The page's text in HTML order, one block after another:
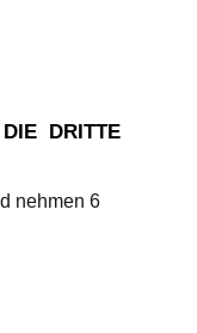
dritte
nehmen 6